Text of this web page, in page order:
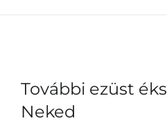
További ezüst
Neked